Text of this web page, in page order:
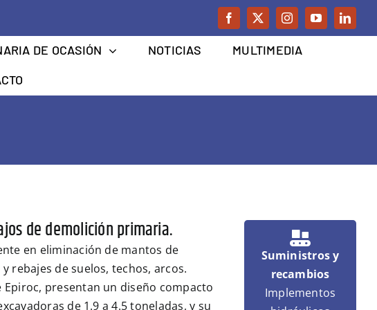
DE OCASIÓN NOTICIAS
MULTIMEDIA
de demolición primaria.
en eliminación de mantos de
rebajes de suelos, techos, arcos.
presentan un diseño compacto
de 1.9 a 4.5 toneladas, y su
Suministros y
recambios
Implementos